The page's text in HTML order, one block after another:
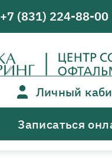
+7 (831) 224-88-00
Личный
Записаться